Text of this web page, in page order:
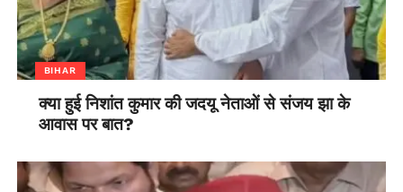
BIHAR
क्या हुई निशांत कुमार की जदयू नेताओं से संजय झा के
आवास पर बात?